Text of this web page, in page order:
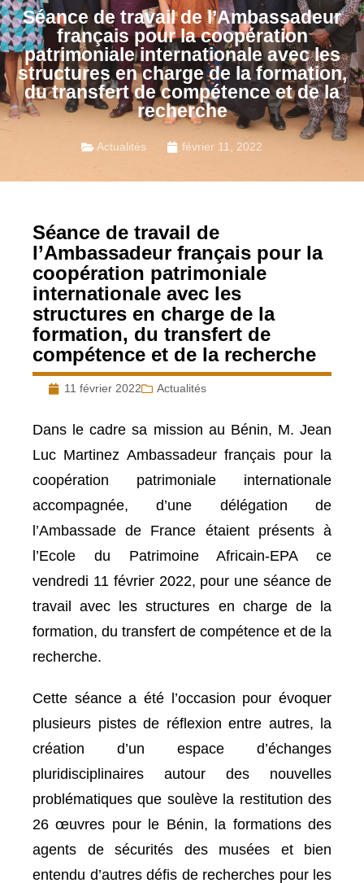
Séance de travail de l’Ambassadeur
français pour la coopération
patrimoniale internationale avec les
structures en charge de la formation,
du transfert de compétence et de la
recherche
Actualités février 11, 2022
Séance de travail de
l’Ambassadeur français pour la
coopération patrimoniale
internationale avec les
structures en charge de la
formation, du transfert de
compétence et de la recherche
11 février 2022 Actualités
Dans le cadre sa mission au Bénin, M. Jean
Luc Martinez Ambassadeur français pour la
coopération patrimoniale internationale
accompagnée, d’une délégation de
l’Ambassade de France étaient présents à
l’Ecole du Patrimoine Africain-EPA ce
vendredi 11 février 2022, pour une séance de
travail avec les structures en charge de la
formation, du transfert de compétence et de la
recherche.
Cette séance a été l’occasion pour évoquer
plusieurs pistes de réflexion entre autres, la
création d’un espace d’échanges
pluridisciplinaires autour des nouvelles
problématiques que soulève la restitution des
26 œuvres pour le Bénin, la formations des
agents de sécurités des musées et bien
entendu d’autres défis de recherches pour les